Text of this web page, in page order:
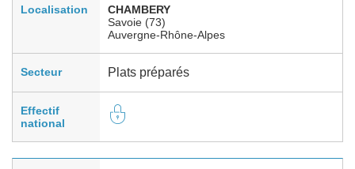
Localisation
CHAMBERY
Savoie (73)
Auvergne-Rhône-Alpes
Secteur Plats préparés
Effectif
national